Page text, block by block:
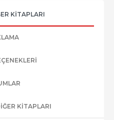
KITAPLARI
KITAPLARI